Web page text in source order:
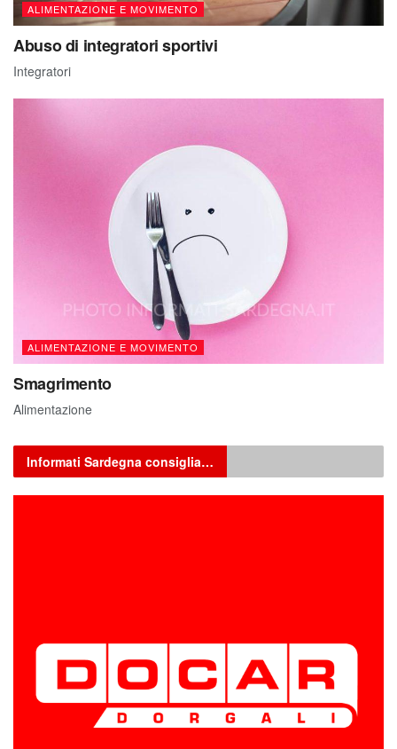
ALIMENTAZIONE E MOVIMENTO
Abuso di integratori sportivi
Integratori
ALIMENTAZIONE E MOVIMENTO
Smagrimento
Alimentazione
Informati Sardegna consiglia…